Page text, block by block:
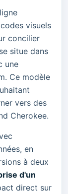
visuels
concilier
situe dans
une
Ce modèle
vers des
Cherokee.
en
à deux
d'un
direct sur